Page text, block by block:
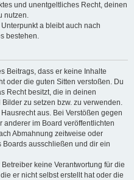
und unentgeltliches Recht, deinen
nutzen.
a bleibt auch nach
bestehen.
Beitrags, dass er keine Inhalte
oder die guten Sitten verstoßen. Du
Recht besitzt, die in deinen
zu setzen bzw. zu verwenden.
aus. Bei Verstößen gegen
im Board veröffentlichten
Abmahnung zeitweise oder
ausschließen und dir ein
keine Verantwortung für die
er nicht selbst erstellt hat oder die